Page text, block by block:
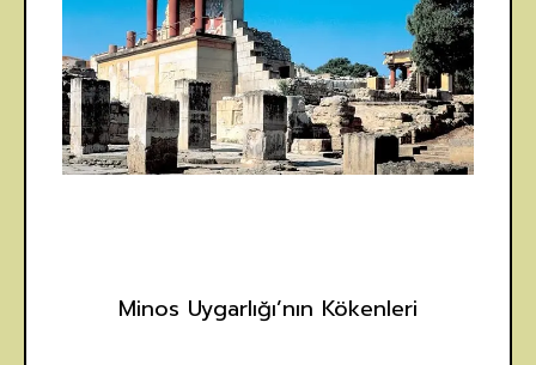
Minos Uygarlığı’nın Kökenleri